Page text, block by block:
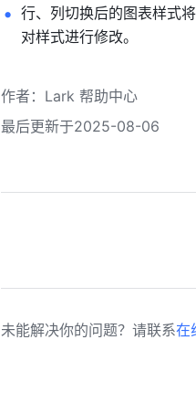
行、列切换后的图表样式
对样式进行修改。
作者 ： Lark 帮助中心
最后更新于2025-08-06
未能解决你的问题？请联系在